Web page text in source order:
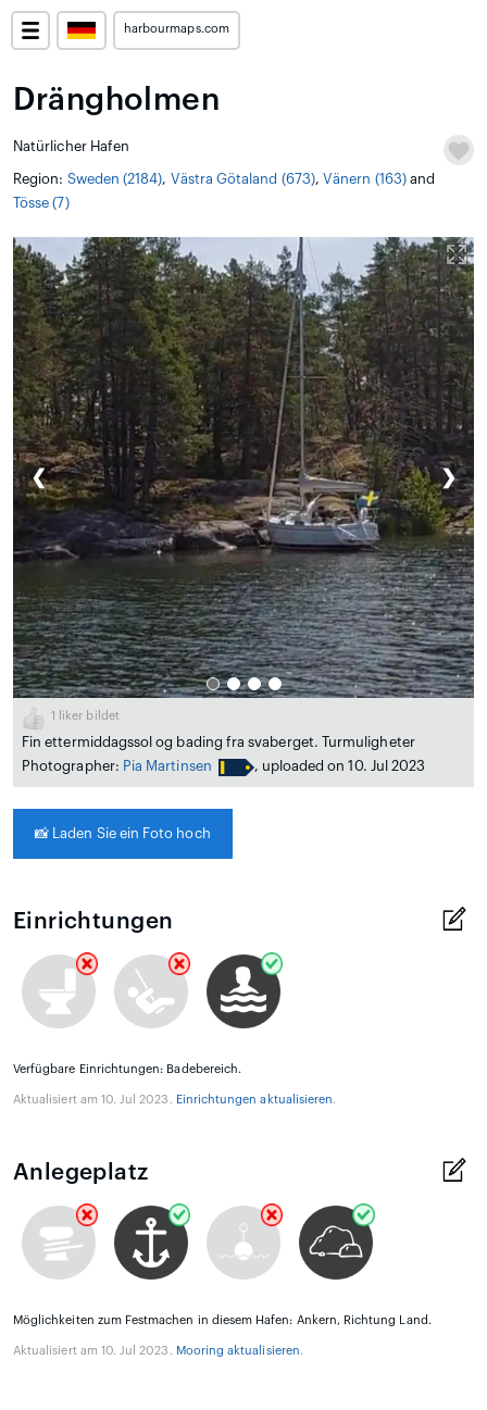
harbourmaps.com
Drängholmen
Natürlicher Hafen
Region: Sweden (2184), Västra Götaland (673),Vänern (163)and
Tösse (7)
❮ ❯
1 liker bildet
Fin ettermiddagssol og bading fra svaberget. Turmuligheter
Photographer: Pia Martinsen , uploaded on 10. Jul 2023
📸 Laden Sie ein Foto hoch
Einrichtungen
Verfügbare Einrichtungen: Badebereich.
Aktualisiert am 10. Jul 2023. Einrichtungen aktualisieren.
Anlegeplatz
Möglichkeiten zum Festmachen in diesem Hafen: Ankern, Richtung Land.
Aktualisiert am 10. Jul 2023. Mooring aktualisieren.